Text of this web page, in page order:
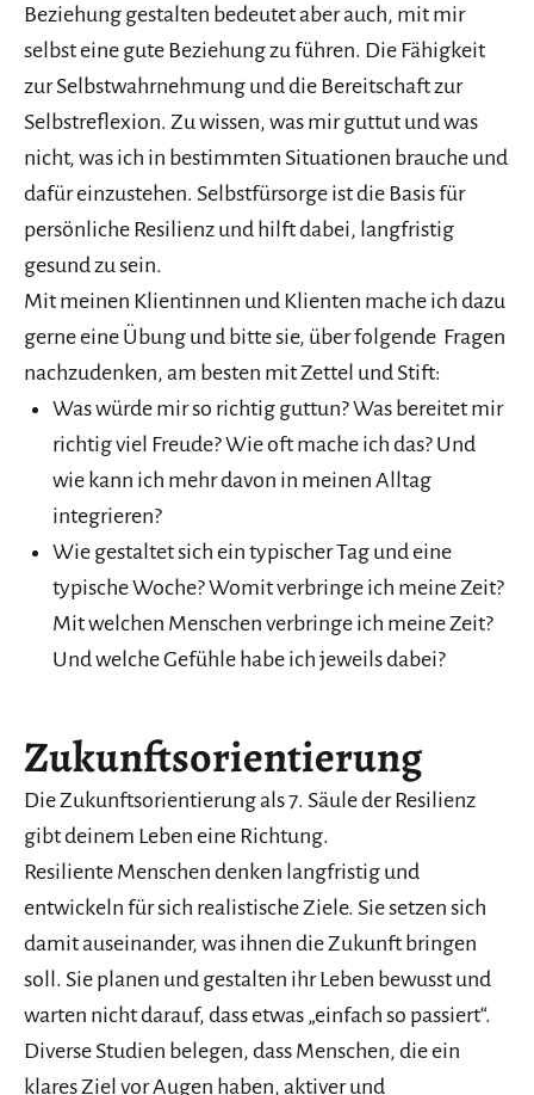
Beziehung gestalten bedeutet aber auch, mit mir
selbst eine gute Beziehung zu führen. Die Fähigkeit
zur Selbstwahrnehmung und die Bereitschaft zur
Selbstreflexion. Zu wissen, was mir guttut und was
nicht, was ich in bestimmten Situationen brauche und
dafür einzustehen. Selbstfürsorge ist die Basis für
persönliche Resilienz und hilft dabei, langfristig
gesund zu sein.
Mit meinen Klientinnen und Klienten mache ich dazu
gerne eine Übung und bitte sie, über folgende Fragen
nachzudenken, am besten mit Zettel und Stift:
Was würde mir so richtig guttun? Was bereitet mir
richtig viel Freude? Wie oft mache ich das? Und
wie kann ich mehr davon in meinen Alltag
integrieren?
Wie gestaltet sich ein typischer Tag und eine
typische Woche? Womit verbringe ich meine Zeit?
Mit welchen Menschen verbringe ich meine Zeit?
Und welche Gefühle habe ich jeweils dabei?
Zukunftsorientierung
Die Zukunftsorientierung als 7. Säule der Resilienz
gibt deinem Leben eine Richtung.
Resiliente Menschen denken langfristig und
entwickeln für sich realistische Ziele. Sie setzen sich
damit auseinander, was ihnen die Zukunft bringen
soll. Sie planen und gestalten ihr Leben bewusst und
warten nicht darauf, dass etwas „einfach so passiert“.
Diverse Studien belegen, dass Menschen, die ein
klares Ziel vor Augen haben, aktiver und